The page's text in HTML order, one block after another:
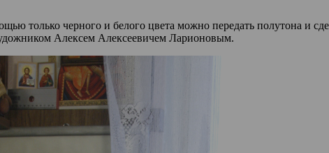
только черного и белого цвета можно передать полутона и
Алексем Алексеевичем Ларионовым.